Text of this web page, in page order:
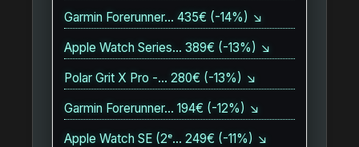
Garmin Forerunner… 435€ (-14%) ↘
Apple Watch Series… 389€ (-13%) ↘
Polar Grit X Pro -… 280€ (-13%) ↘
Garmin Forerunner… 194€ (-12%) ↘
Apple Watch SE (2ᵉ… 249€ (-11%) ↘